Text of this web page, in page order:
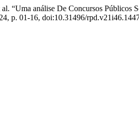
“Uma análise De Concursos Públicos
p. 01-16, doi:10.31496/